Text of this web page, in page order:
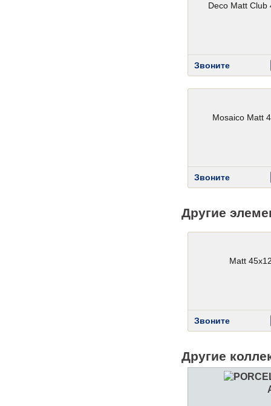
Deco Matt Club
Звоните
Mosaico Matt
Звоните
Другие
Matt
Звоните
Другие